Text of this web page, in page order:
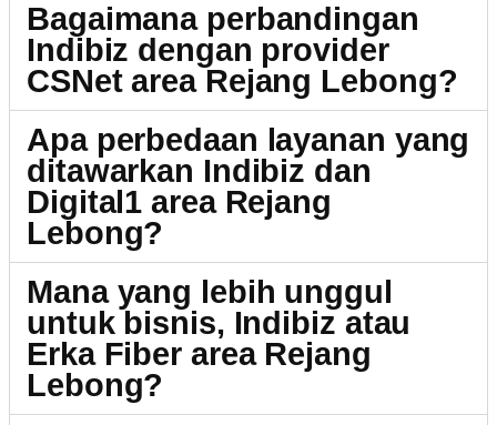
Bagaimana perbandingan
Indibiz dengan provider
CSNet area Rejang Lebong?
Apa perbedaan layanan yang
ditawarkan Indibiz dan
Digital1 area Rejang
Lebong?
Mana yang lebih unggul
untuk bisnis, Indibiz atau
Erka Fiber area Rejang
Lebong?